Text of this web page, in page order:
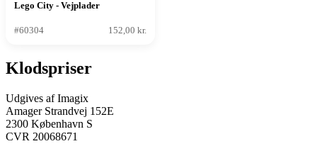
Lego City - Vejplader
#60304 152,00 kr.
Klodspriser
Udgives af Imagix
Amager Strandvej 152E
2300 København S
CVR 20068671